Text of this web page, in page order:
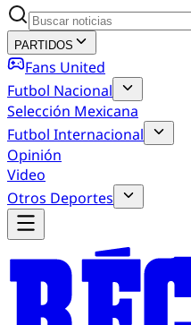
PARTIDOS
Fans United
Futbol Nacional
Selección Mexicana
Futbol Internacional
Opinión
Video
Otros Deportes